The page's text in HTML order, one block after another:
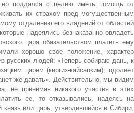
поддался с целию иметь помощь от
их страхом пред могущественным
отдалению его владений от областей
надеялись безнаказанно овладеть
царя обязательством платить ему
хорошо свое положение, характер
русских людей: «Теперь собираю дань, к
царем (киргиз-кайсацким); одолеет
же давать». Действительно, мы видим
не принимая никакого участия в этих
ее, то отказывались, надеясь на
князь или царь, утвердившийся в Сибири,